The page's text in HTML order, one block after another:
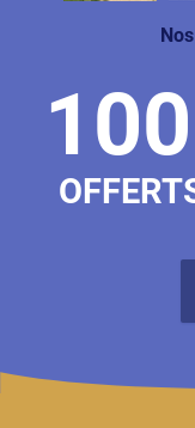
Maserati
Maybach
Mazda
MG
100